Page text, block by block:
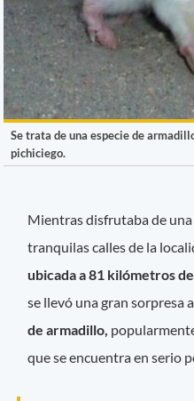
Se trata de una especie de
pichiciego.
Mientras disfrutaba de
tranquilas calles de la
ubicada a 81 kilómetros
se llevó una gran sorpresa
de armadillo,
que se encuentra en serio